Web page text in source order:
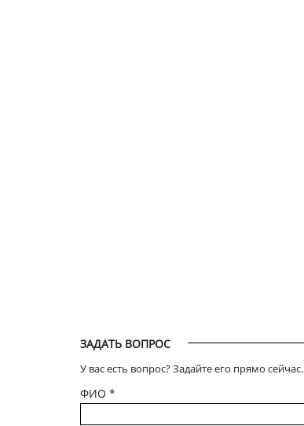
ЗАДАТЬ ВОПРОС
У вас есть вопрос? Задайте его прямо сейчас.
ФИО *